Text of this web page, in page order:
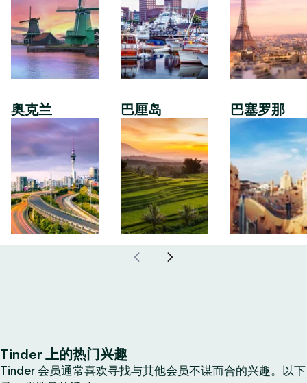
奥克兰 巴厘岛 巴塞罗那
Tinder 上的热门兴趣
Tinder 会员通常喜欢寻找与其他会员不谋而合的兴趣。以下